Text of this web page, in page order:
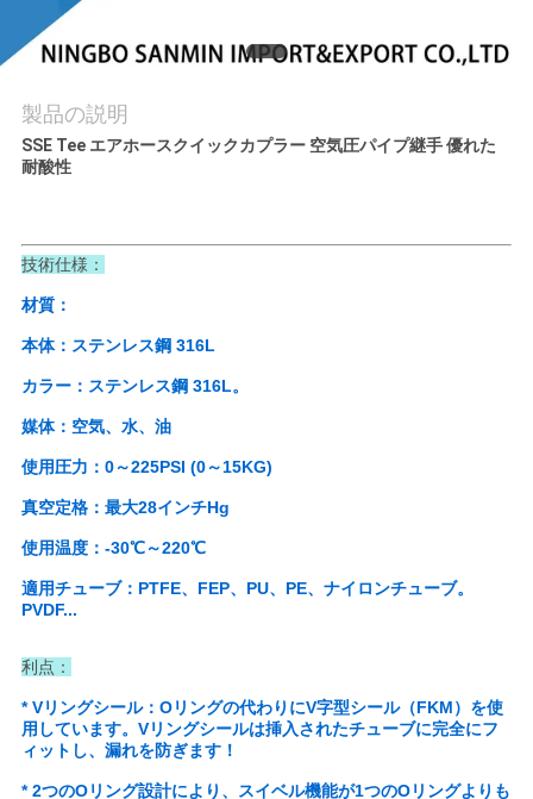
連
絡
し
さ
い
ニ
ュ
ー
ス
引
用
を
要
製品の説明
SSE Tee エアホースクイックカプラー 空気圧パイプ継手 優れた
耐酸性
技術仕様：
材質：
本体：ステンレス鋼 316L
カラー：ステンレス鋼 316L。
媒体：空気、水、油
使用圧力：0～225PSI (0～15KG)
真空定格：最大28インチHg
使用温度：-30℃～220℃
適用チューブ：PTFE、FEP、PU、PE、ナイロンチューブ。
PVDF...
利点：
* Vリングシール：Oリングの代わりにV字型シール（FKM）を使
用しています。Vリングシールは挿入されたチューブに完全にフ
ィットし、漏れを防ぎます！
* 2つのOリング設計により、スイベル機能が1つのOリングよりも